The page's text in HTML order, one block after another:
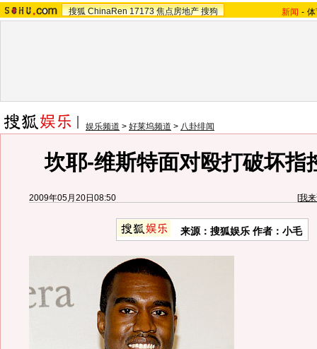
搜狐 ChinaRen 17173 焦点房地产 搜狗 新闻 -
娱乐频道 > 好莱坞频道 > 八卦绯闻
坎耶-维斯特面对殴打破坏指
2009年05月20日08:50 [我
来源： 搜狐娱乐 作者：小毛